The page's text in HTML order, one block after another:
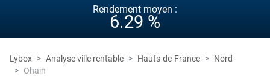
Rendement moyen :
6.29 %
Lybox Analyse ville rentable Hauts-de-France
Nord
Ohain